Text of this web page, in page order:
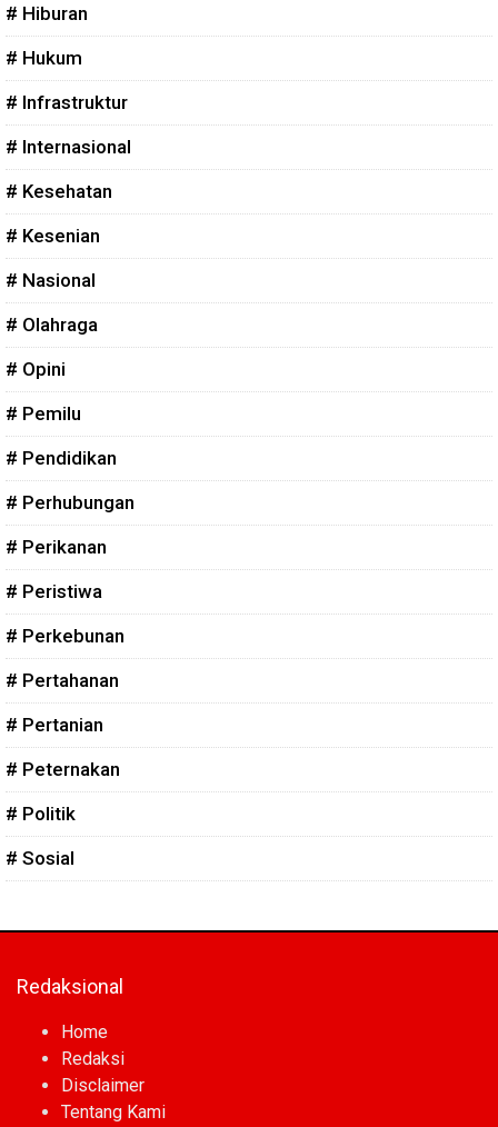
# Hiburan
# Hukum
# Infrastruktur
# Internasional
# Kesehatan
# Kesenian
# Nasional
# Olahraga
# Opini
# Pemilu
# Pendidikan
# Perhubungan
# Perikanan
# Peristiwa
# Perkebunan
# Pertahanan
# Pertanian
# Peternakan
# Politik
# Sosial
Redaksional
Home
Redaksi
Disclaimer
Tentang Kami